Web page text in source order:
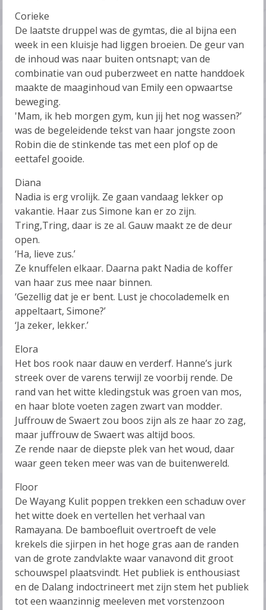
Corieke
De laatste druppel was de gymtas, die al bijna een
week in een kluisje had liggen broeien. De geur van
de inhoud was naar buiten ontsnapt; van de
combinatie van oud puberzweet en natte handdoek
maakte de maaginhoud van Emily een opwaartse
beweging.
'Mam, ik heb morgen gym, kun jij het nog wassen?’
was de begeleidende tekst van haar jongste zoon
Robin die de stinkende tas met een plof op de
eettafel gooide.
Diana
Nadia is erg vrolijk. Ze gaan vandaag lekker op
vakantie. Haar zus Simone kan er zo zijn.
Tring,Tring, daar is ze al. Gauw maakt ze de deur
open.
‘Ha, lieve zus.’
Ze knuffelen elkaar. Daarna pakt Nadia de koffer
van haar zus mee naar binnen.
‘Gezellig dat je er bent. Lust je chocolademelk en
appeltaart, Simone?’
‘Ja zeker, lekker.’
Elora
Het bos rook naar dauw en verderf. Hanne’s jurk
streek over de varens terwijl ze voorbij rende. De
rand van het witte kledingstuk was groen van mos,
en haar blote voeten zagen zwart van modder.
Juffrouw de Swaert zou boos zijn als ze haar zo zag,
maar juffrouw de Swaert was altijd boos.
Ze rende naar de diepste plek van het woud, daar
waar geen teken meer was van de buitenwereld.
Floor
De Wayang Kulit poppen trekken een schaduw over
het witte doek en vertellen het verhaal van
Ramayana. De bamboefluit overtroeft de vele
krekels die sjirpen in het hoge gras aan de randen
van de grote zandvlakte waar vanavond dit groot
schouwspel plaatsvindt. Het publiek is enthousiast
en de Dalang indoctrineert met zijn stem het publiek
tot een waanzinnig meeleven met vorstenzoon